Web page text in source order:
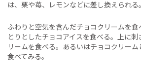
は、栗や苺、レモンなどに差し換えられる。
ふわりと空気を含んだチョコクリームを食
とりとしたチョコアイスを食べる。上に
リームを食べる。あるいはチョコクリー
食べてみる。